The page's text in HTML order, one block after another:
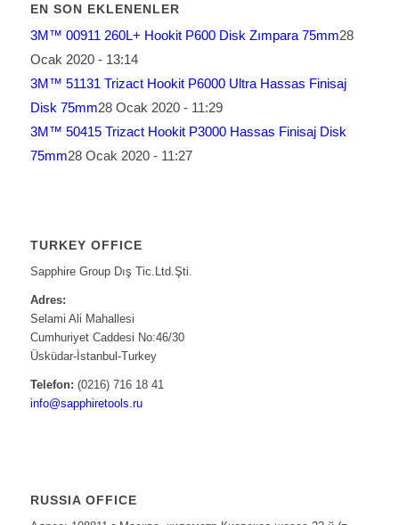
EN SON EKLENENLER
3M™ 00911 260L+ Hookit P600 Disk Zımpara 75mm28
Ocak 2020 - 13:14
3M™ 51131 Trizact Hookit P6000 Ultra Hassas Finisaj
Disk 75mm28 Ocak 2020 - 11:29
3M™ 50415 Trizact Hookit P3000 Hassas Finisaj Disk
75mm28 Ocak 2020 - 11:27
TURKEY OFFICE
Sapphire Group Dış Tic.Ltd.Şti.
Adres:
Selami Ali Mahallesi
Cumhuriyet Caddesi No:46/30
Üsküdar-İstanbul-Turkey
Telefon: (0216) 716 18 41
info@sapphiretools.ru
RUSSIA OFFICE